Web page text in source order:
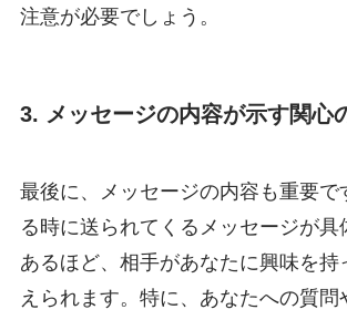
注意が必要でしょう。
3. メッセージの内容が示す関心
最後に、メッセージの内容も重要で
る時に送られてくるメッセージが具
あるほど、相手があなたに興味を持
えられます。特に、あなたへの質問